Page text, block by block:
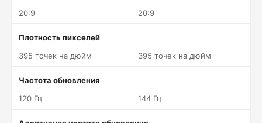
20:9
20:9
Плотность пикселей
395 точек на дюйм
395 точек на дюйм
Частота обновления
120 Гц
144 Гц